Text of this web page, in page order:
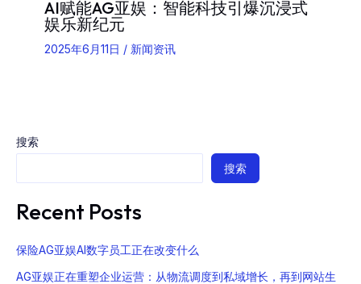
AI赋能AG亚娱：智能科技引爆沉浸式
娱乐新纪元
2025年6月11日 / 新闻资讯
搜索
搜索
Recent Posts
保险AG亚娱AI数字员工正在改变什么
AG亚娱正在重塑企业运营：从物流调度到私域增长，再到网站生